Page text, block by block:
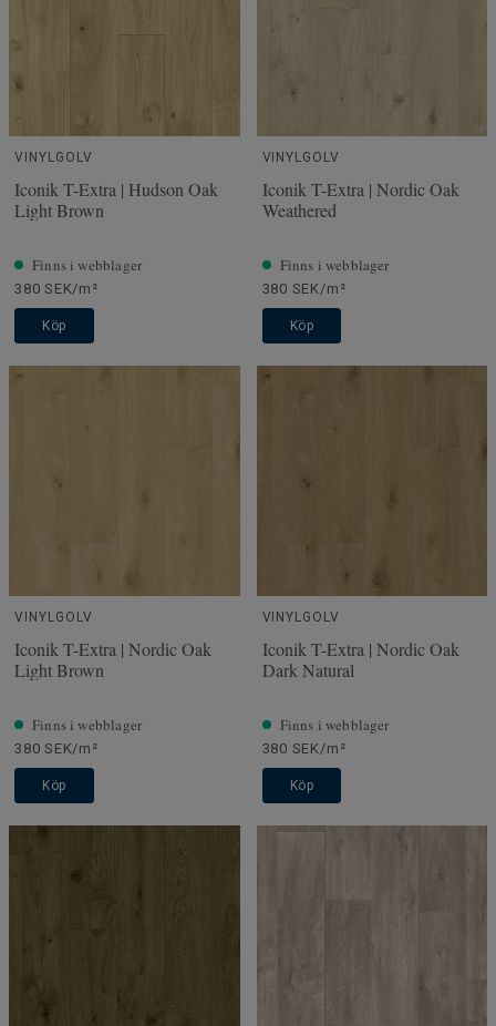
VINYLGOLV
Iconik T-Extra | Hudson Oak
Light Brown
Finns i webblager
380 SEK/m²
Köp
VINYLGOLV
Iconik T-Extra | Nordic Oak
Weathered
Finns i webblager
380 SEK/m²
Köp
VINYLGOLV
Iconik T-Extra | Nordic Oak
Light Brown
Finns i webblager
380 SEK/m²
Köp
VINYLGOLV
Iconik T-Extra | Nordic Oak
Dark Natural
Finns i webblager
380 SEK/m²
Köp